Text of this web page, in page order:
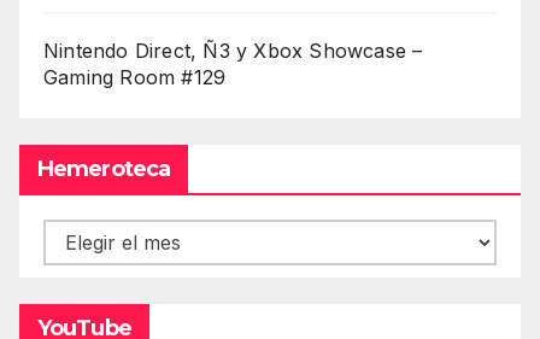
Nintendo Direct, Ñ3 y Xbox Showcase –
Gaming Room #129
Hemeroteca
Hemeroteca
YouTube